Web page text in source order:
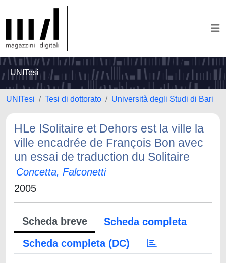
UNITesi
UNITesi Tesi di dottorato Università degli Studi di Bari
HLe ISolitaire et Dehors est la ville la
ville encadrée de François Bon avec
un essai de traduction du Solitaire
Concetta, Falconetti
2005
Scheda breve
Scheda completa
Scheda completa (DC)